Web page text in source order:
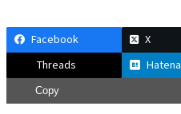
Facebook X
Threads
Hatena
Copy